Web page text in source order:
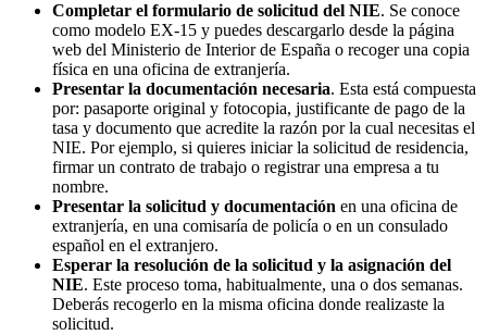
Completar el formulario de solicitud del NIE. Se conoce
como modelo EX-15 y puedes descargarlo desde la página
web del Ministerio de Interior de España o recoger una copia
física en una oficina de extranjería.
Presentar la documentación necesaria. Esta está compuesta
por: pasaporte original y fotocopia, justificante de pago de la
tasa y documento que acredite la razón por la cual necesitas el
NIE. Por ejemplo, si quieres iniciar la solicitud de residencia,
firmar un contrato de trabajo o registrar una empresa a tu
nombre.
Presentar la solicitud y documentación en una oficina de
extranjería, en una comisaría de policía o en un consulado
español en el extranjero.
Esperar la resolución de la solicitud y la asignación del
NIE. Este proceso toma, habitualmente, una o dos semanas.
Deberás recogerlo en la misma oficina donde realizaste la
solicitud.